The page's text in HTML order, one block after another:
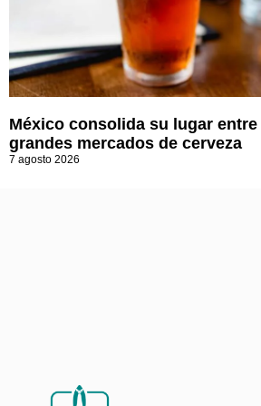
México consolida su lugar
grandes mercados de cerveza
7 agosto 2026